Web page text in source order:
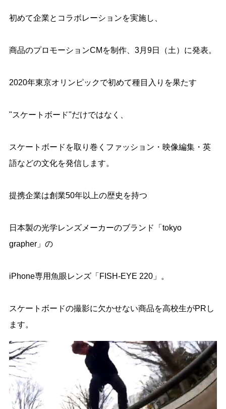
初めて企業とコラボレーションを実施し、
商品のプロモーションCMを制作、3月9日（土）に発表。
2020年東京オリンピックで初めて種目入りを果たす
"スケートボード"だけではなく、
スケートボードを取り巻くファッション・映像編集・英
語などの文化を発信します。
提携企業は創業50年以上の歴史を持つ
日本製の光学レンズメーカーのブランド「tokyo
grapher」の
iPhone専用魚眼レンズ「FISH-EYE 220」。
スケートボードの撮影に欠かせない商品を高校生がPRし
ます。